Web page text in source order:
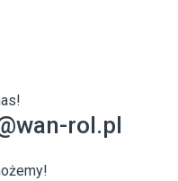
rol.pl